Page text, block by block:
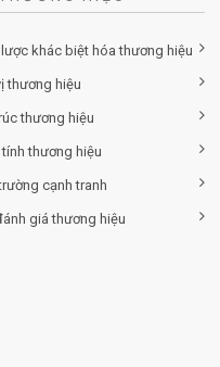
khác biệt hóa thương hiệu
thương hiệu
thương hiệu
thương hiệu
cạnh tranh
giá thương hiệu